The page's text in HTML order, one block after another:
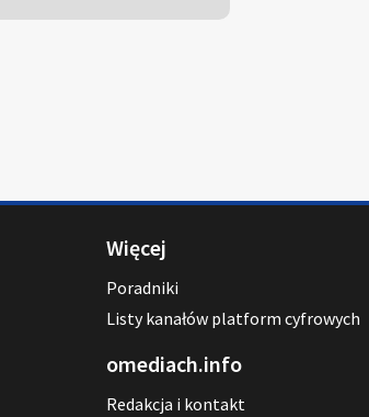
Więcej
Poradniki
Listy kanałów platform cyfrowych
omediach.info
Redakcja i kontakt